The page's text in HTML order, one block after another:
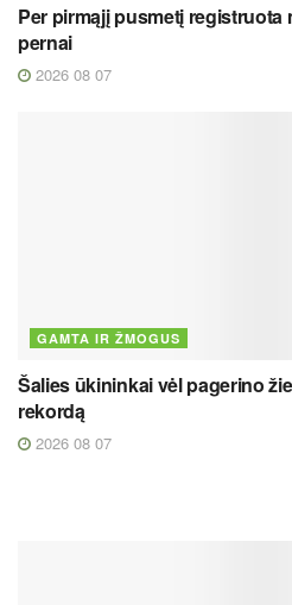
Per pirmąjį pusmetį
pernai
2026 08 07
GAMTA IR ŽMOGUS
Šalies ūkininkai vėl pagerino
rekordą
2026 08 07